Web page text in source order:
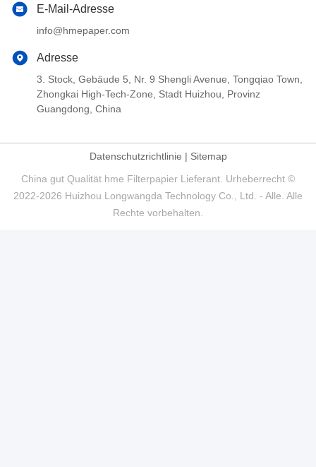
E-Mail-Adresse
info@hmepaper.com
Adresse
3. Stock, Gebäude 5, Nr. 9 Shengli Avenue, Tongqiao Town,
Zhongkai High-Tech-Zone, Stadt Huizhou, Provinz
Guangdong, China
Datenschutzrichtlinie | Sitemap
China gut Qualität hme Filterpapier Lieferant. Urheberrecht ©
2022-2026 Huizhou Longwangda Technology Co., Ltd. - Alle. Alle
Rechte vorbehalten.